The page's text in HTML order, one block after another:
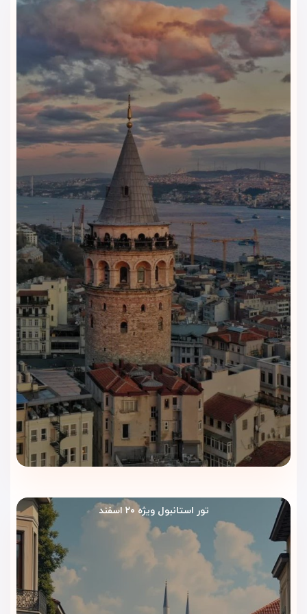
مسافرانی مناسب است که می‌خواهند در قلب بی‌اوغلو اقامت کنند،
به خیابان استقلال و برج گالاتا نزدیک باشند و در فضایی بوتیک و
آرام استراحت کنند.
بررسی قیمت و شرایط رزرو
ویداگشت قیمت، ظرفیت اتاق‌ها و شرایط رزرو هتل را شفاف بررسی
می‌کند تا بتوانید متناسب با بودجه، تاریخ سفر و سبک اقامت خود
تصمیم بگیرید.
راهنمایی برای انتخاب اتاق مناسب
اتاق‌های سوپریور، استاندارد دبل، تریپل، خانوادگی و سوئیت
دوبلکس هرکدام برای تعداد نفرات مختلف مناسب هستند.
کارشناسان ویداگشت با توجه به تعداد مسافران و هدف سفر،
گزینه مناسب‌تری پیشنهاد می‌دهند.
انتخابی مناسب برای اقامت در بی‌اوغلو
موقعیت هتل پرا رز برای مسافرانی جذاب است که می‌خواهند نزدیک
خیابان استقلال، برج گالاتا، میدان تکسیم، کافه‌ها و مسیرهای
شهری اقامت کنند. ویداگشت قبل از رزرو، موقعیت هتل و
دسترسی‌های اطراف را برای شما بررسی می‌کند.
رزرو سریع و بدون دردسر
با ویداگشت، روند رزرو هتل ساده‌تر انجام می‌شود. کارشناسان
ظرفیت اتاق، تاریخ سفر و شرایط اقامت را پیگیری می‌کنند تا رزرو
شما سریع‌تر و منظم‌تر پیش برود.
ویداگشت قبل از سفر و در طول اقامت کنار شما می‌ماند. در صورت
نیاز به راهنمایی، پیگیری یا هماهنگی‌های ضروری، می‌توانید با
کارشناسان ویداگشت در ارتباط باشید.
اقامت راحت در قلب استانبول فقط با رزرو هتل پرا رز از ویداگشت
تور استانبول ویژه ۲۰ اسفند